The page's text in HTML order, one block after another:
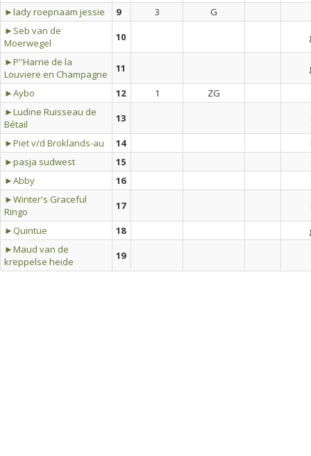
►lady roepnaam jessie 9 3
G
►Seb van de
Moerwegel
10
►P''Harrie de la
Louviere en Champagne
11
►Aybo
12 1
ZG
►Ludine Ruisseau de
Bétail
13
►Piet v/d Broklands-au
14
►pasja sudwest
15
►Abby
16
►Winter's Graceful
Ringo
17
►Quintue
18
►Maud van de
kreppelse heide
19